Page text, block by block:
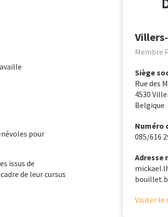
pour
issus de
de leur cursus
Membre
Siège
Rue des
4530
Belgique
Numéro
085/616
Adresse
Visiter le